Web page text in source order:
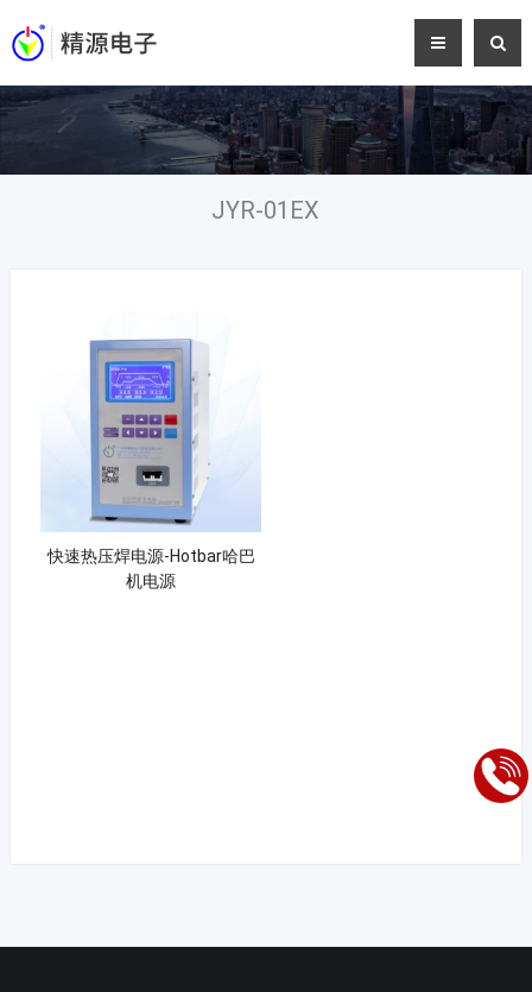
JYR-01EX
快速热压焊电源-Hotbar哈巴
机电源